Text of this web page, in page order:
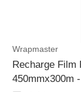
Wrapmaster
Recharge Film
450mmx300m